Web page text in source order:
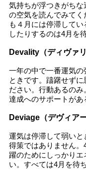
気持ちが浮つきがち
の空気を読んでみて
も４月には停滞して
したりするのは4月を
Devality（ディヴァリ
一年の中で一番運気
ときです。躊躇せず
ださい。行動あるの
達成へのサポートがあ
Deviage（デヴィアー
運気は停滞して弱い
得策ではありません
躍のためにしっかり
い。すべては4月を待